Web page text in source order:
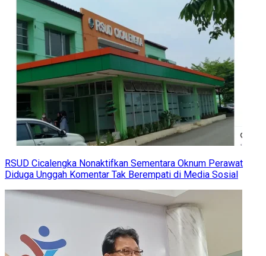
RSUD Cicalengka Nonaktifkan Sementara Oknum Perawat
Diduga Unggah Komentar Tak Berempati di Media Sosial